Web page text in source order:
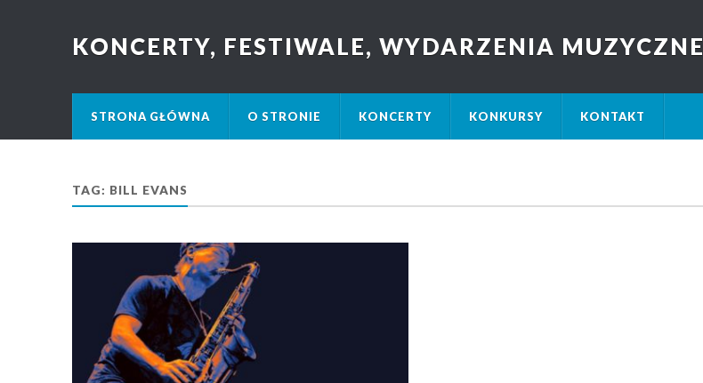
KONCERTY, FESTIWALE, WYDARZENIA MUZYCZNE
STRONA GŁÓWNA O STRONIE KONCERTY KONKURSY KONTAKT
TAG: BILL EVANS